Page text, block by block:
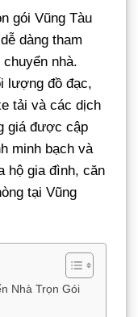
gói Vũng Tàu
dàng tham
nhà.
lượng đồ đạc,
tải và các dịch
giá được cập
minh bạch và
hộ gia đình, căn
tại Vũng
Nhà Trọn Gói